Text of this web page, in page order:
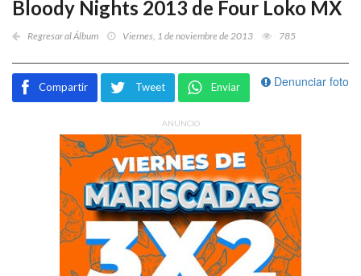
Bloody Nights 2013 de Four Loko MX
Regresar al Álbum Viernes, 1 de noviembre de 2013 785
Denunciar foto
Compartir Tweet Enviar
ANUNCIO